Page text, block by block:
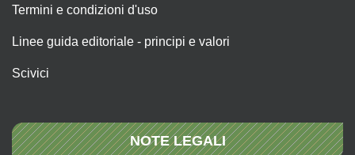
Termini e condizioni d'uso
Linee guida editoriale - principi e valori
Scivici
NOTE LEGALI